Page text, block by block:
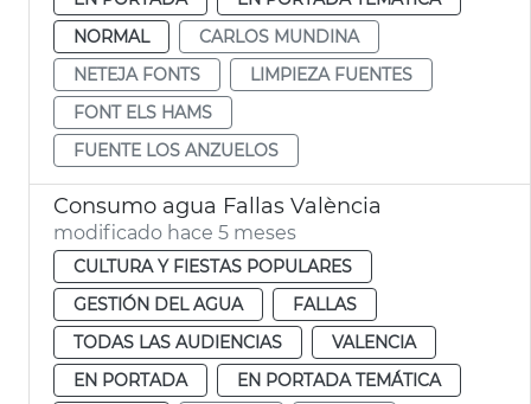
NORMAL
CARLOS MUNDINA
NETEJA FONTS
LIMPIEZA FUENTES
FONT ELS HAMS
FUENTE LOS ANZUELOS
Consumo agua Fallas València
modificado hace 5 meses
CULTURA Y FIESTAS POPULARES
GESTIÓN DEL AGUA
FALLAS
TODAS LAS AUDIENCIAS
VALENCIA
EN PORTADA
EN PORTADA TEMÁTICA